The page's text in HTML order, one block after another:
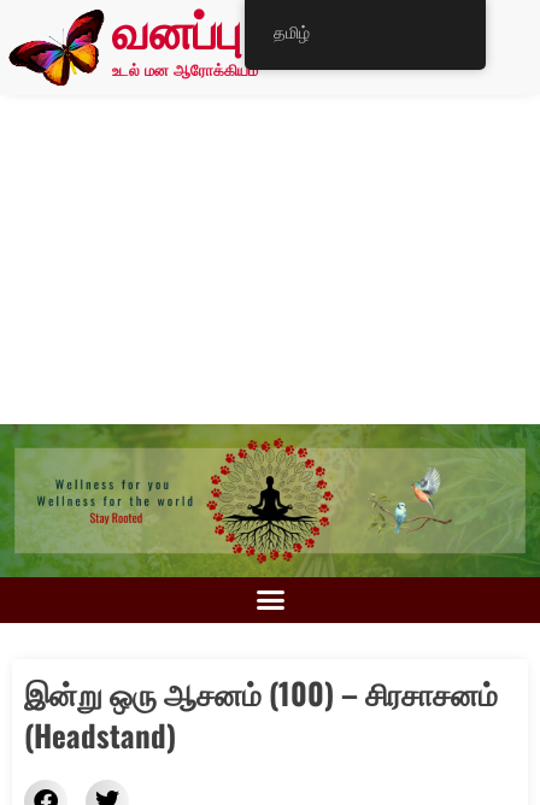
வனப்பு
உடல் மன ஆரோக்கியம்
இன்று ஒரு ஆசனம் (100) – சிரசாசனம்
(Headstand)
தமிழ்